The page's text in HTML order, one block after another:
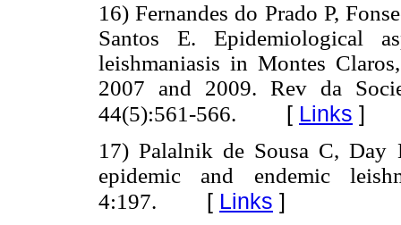
16) Fernandes do Prado P,
Santos E. Epidemiological
leishmaniasis in Montes
2007 and 2009. Rev da
44(5):561-566. [ Links ]
17) Palalnik de Sousa C,
epidemic and endemic
4:197. [ Links ]